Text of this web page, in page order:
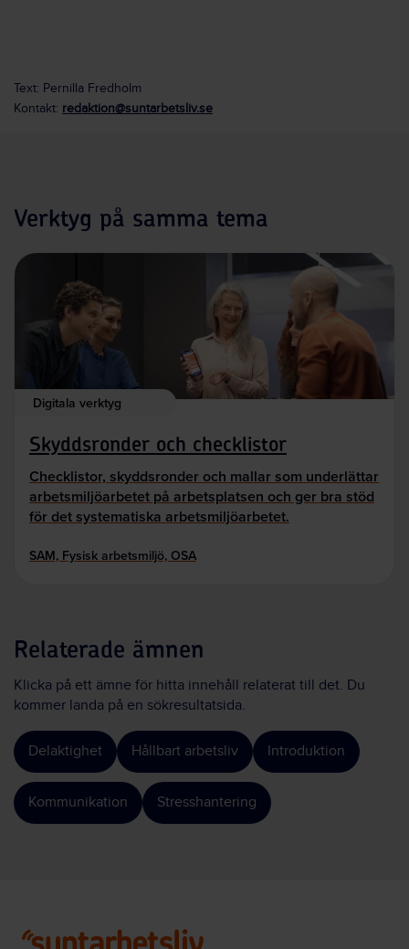
Text: Pernilla Fredholm
Kontakt: redaktion@suntarbetsliv.se
Verktyg på samma tema
Digitala verktyg
Skyddsronder och checklistor
Checklistor, skyddsronder och mallar som underlättar
arbetsmiljöarbetet på arbetsplatsen och ger bra stöd
för det systematiska arbetsmiljöarbetet.
SAM, Fysisk arbetsmiljö, OSA
Relaterade ämnen
Klicka på ett ämne för hitta innehåll relaterat till det. Du
kommer landa på en sökresultatsida.
Delaktighet Hållbart arbetsliv Introduktion
Kommunikation Stresshantering